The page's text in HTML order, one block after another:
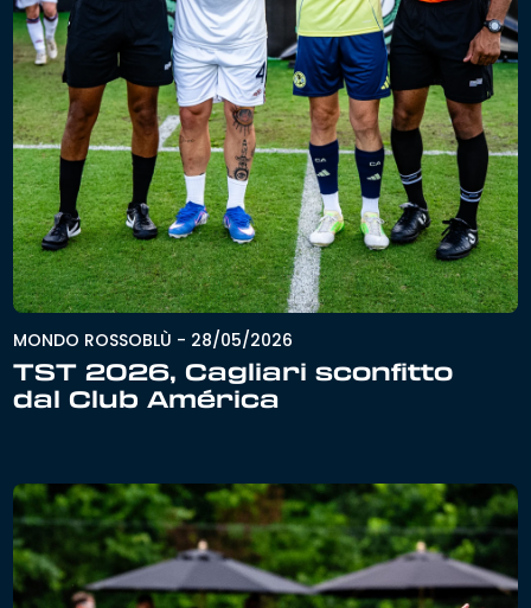
MONDO ROSSOBLÙ - 28/05/2026
TST 2026, Cagliari sconfitto
dal Club América